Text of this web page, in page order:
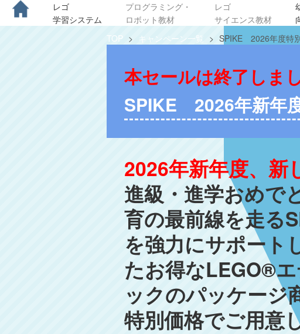
レゴ
学習システム
プログラミング・
ロボット教材
レゴ
サイエンス教材
TOP > キャンペーン一覧 > SPIKE 2026年度特
本セールは終了しま
SPIKE 2026年新年
2026年新年度、新
進級・進学おめで
育の最前線を走る
を強力にサポート
たお得なLEGO®
ックのパッケージ
特別価格でご用意